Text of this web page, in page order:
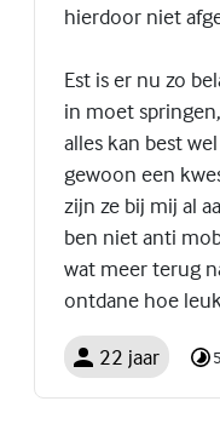
hierdoor niet
Est is er nu zo
in moet
alles kan best
gewoon een
zijn ze bij mij al
ben niet anti
wat meer terug
ontdane hoe
22 jaar